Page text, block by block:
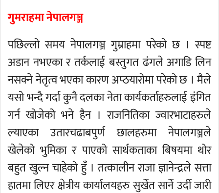
गुमराहमा नेपालगञ्ज
पछिल्लो समय नेपालगञ्ज गुम्राहमा परेको छ । स्पष्ट
अडान नभएका र तर्कलाई बस्तुगत ढंगले अगाडि लिन
नसक्ने नेतृत्व भएका कारण अप्ठयारोमा परेको छ । मैले
यसो भन्दै गर्दा कुनै दलका नेता कार्यकर्ताहरुलाई इंगित
गर्न खोजेको भने हैन । राजनितिका ज्वारभाटाहरुले
ल्याएका उतारचढाबपुर्ण छालहरुमा नेपालगञ्जले
खेलेको भुमिका र पाएको सार्थकताका बिषयमा थोर
बहुत खुल्न चाहेको हुँ । तत्कालीन राजा ज्ञानेन्द्रले सत्ता
हातमा लिएर क्षेत्रीय कार्यालयहरु सुर्खेत सार्ने उर्दी जारी